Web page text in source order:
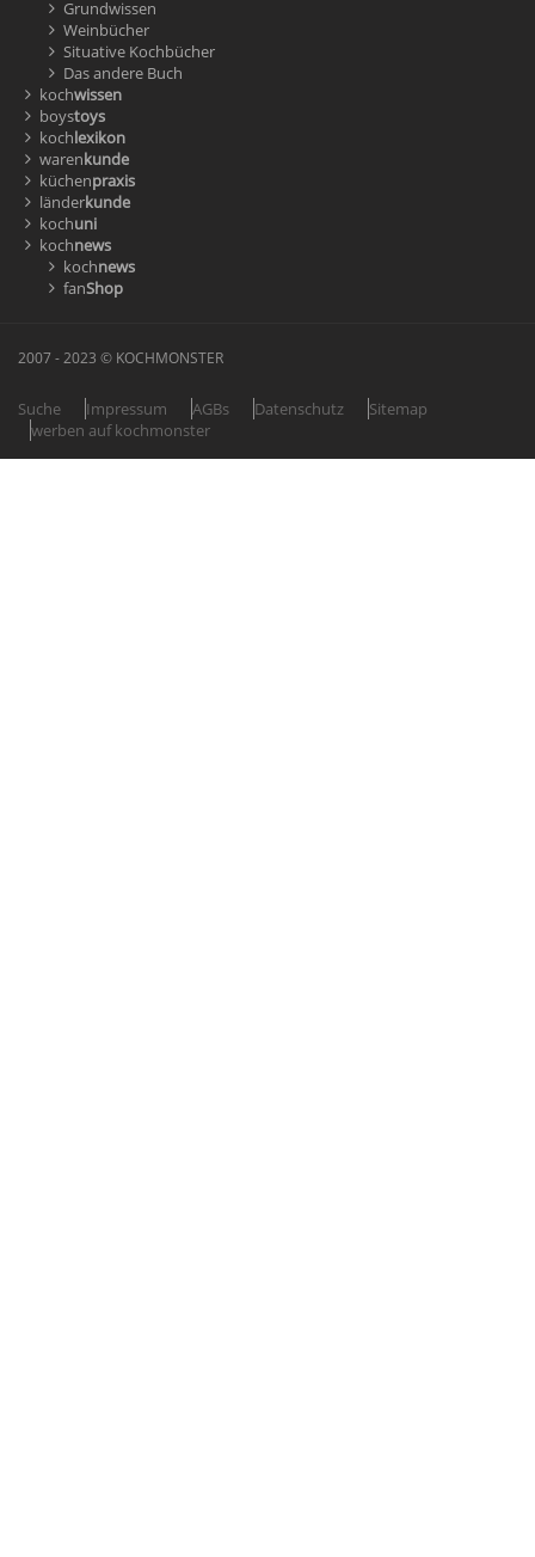
Grundwissen
Weinbücher
Situative Kochbücher
Das andere Buch
kochwissen
boystoys
kochlexikon
warenkunde
küchenpraxis
länderkunde
kochuni
kochnews
kochnews
fanShop
2007 - 2023 © KOCHMONSTER
Suche Impressum AGBs Datenschutz
Sitemap
werben auf kochmonster